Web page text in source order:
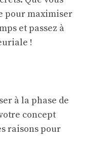
pour maximiser
et passez à
!
à la phase de
concept
raisons pour